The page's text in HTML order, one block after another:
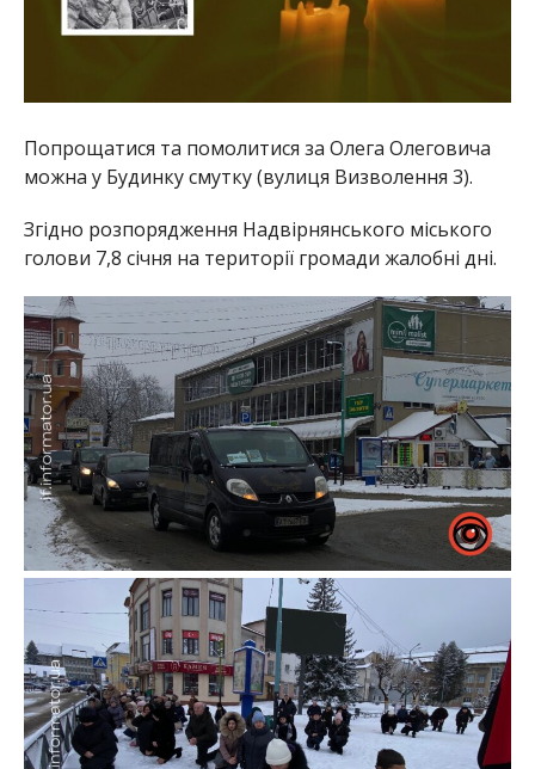
Попрощатися та помолитися за Олега Олеговича
можна у Будинку смутку (вулиця Визволення 3).
Згідно розпорядження Надвірнянського міського
голови 7,8 січня на території громади жалобні дні.